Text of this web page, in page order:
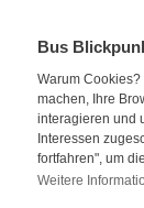
Bus
Warum
machen, Ihre
interagieren und
Interessen
fortfahren", um
Weitere